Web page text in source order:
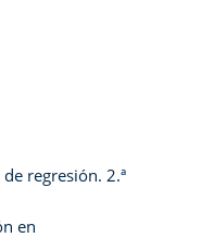
regresión. 2.ª
en